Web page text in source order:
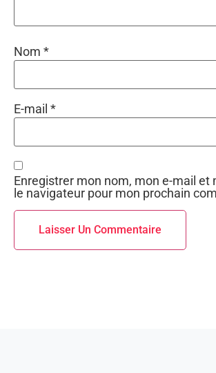
Nom *
E-mail *
Enregistrer mon nom, mon e-mail et
le navigateur pour mon prochain